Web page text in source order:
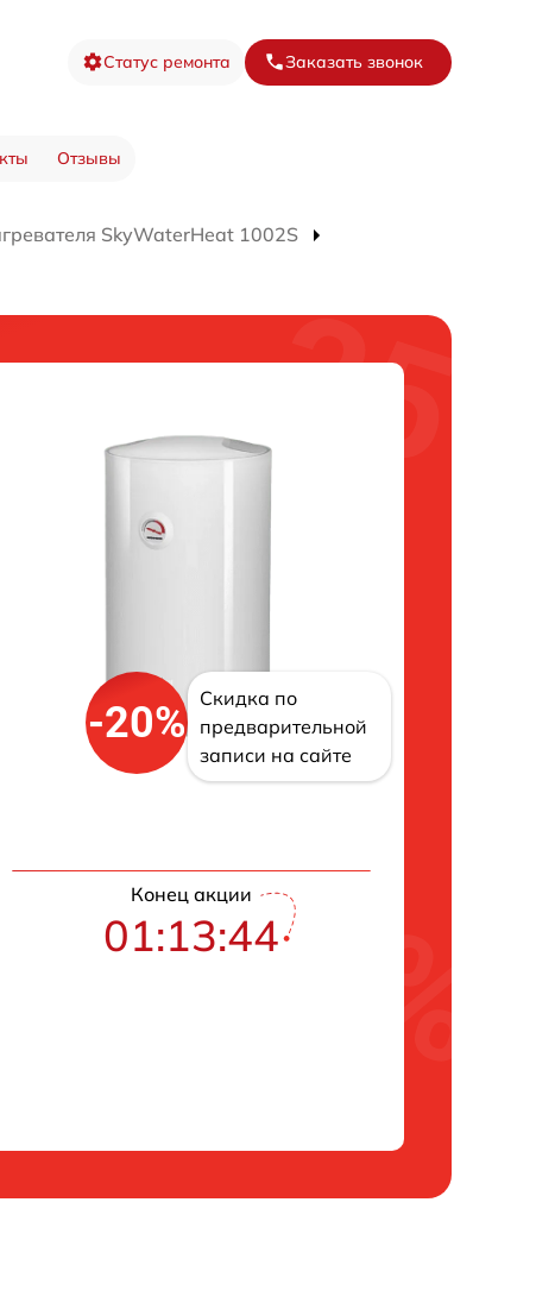
Статус ремонта Заказать звонок
Отзывы
SkyWaterHeat 1002S
-20%
Скидка по
предварительной
записи на сайте
Конец акции
01:13:43